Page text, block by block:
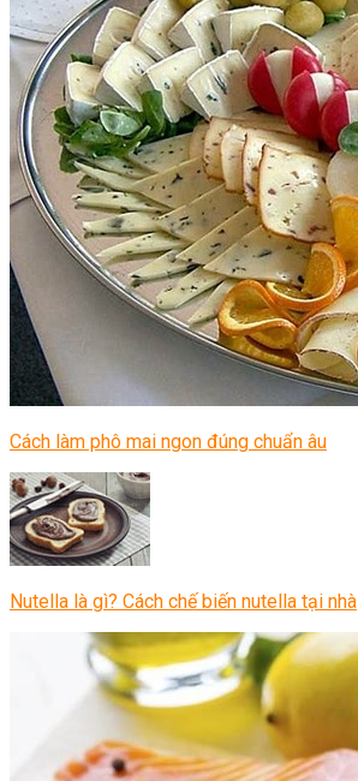
Cách làm phô mai ngon đúng chuẩn âu
Nutella là gì? Cách chế biến nutella tại nhà